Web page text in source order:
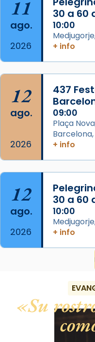
Patró de Galícia,
musulmanes fou
Regnes castellans
Espanya.
View on Facebook · Share
11
ago.
2026
30 a 60
10:00
+ info
12
ago.
2026
437
09:00
Plaça
+ info
12
ago.
2026
30 a 60
10:00
+ info
Su